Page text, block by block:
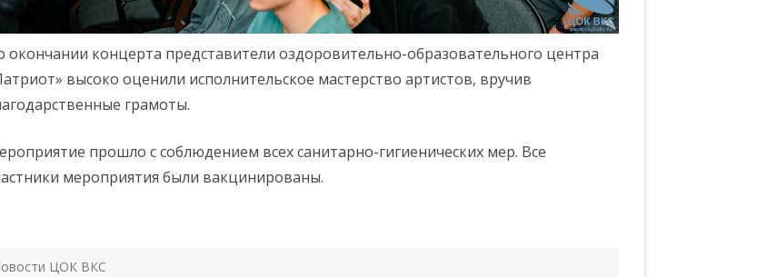
окончании концерта представители оздоровительно-образовательного центра
высоко оценили исполнительское мастерство артистов, вручив
грамоты.
прошло с соблюдением всех санитарно-гигиенических мер. Все
мероприятия были вакцинированы.
ЦОК ВКС